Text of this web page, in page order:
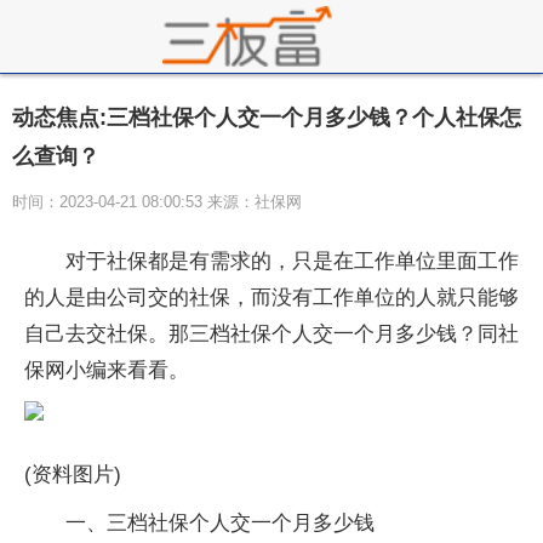
动态焦点:三档社保个人交一个月多少钱？个人社保怎
么查询？
时间：2023-04-21 08:00:53 来源：社保网
对于社保都是有需求的，只是在工作单位里面工作
的人是由公司交的社保，而没有工作单位的人就只能够
自己去交社保。那三档社保个人交一个月多少钱？同社
保网小编来看看。
(资料图片)
一、三档社保个人交一个月多少钱